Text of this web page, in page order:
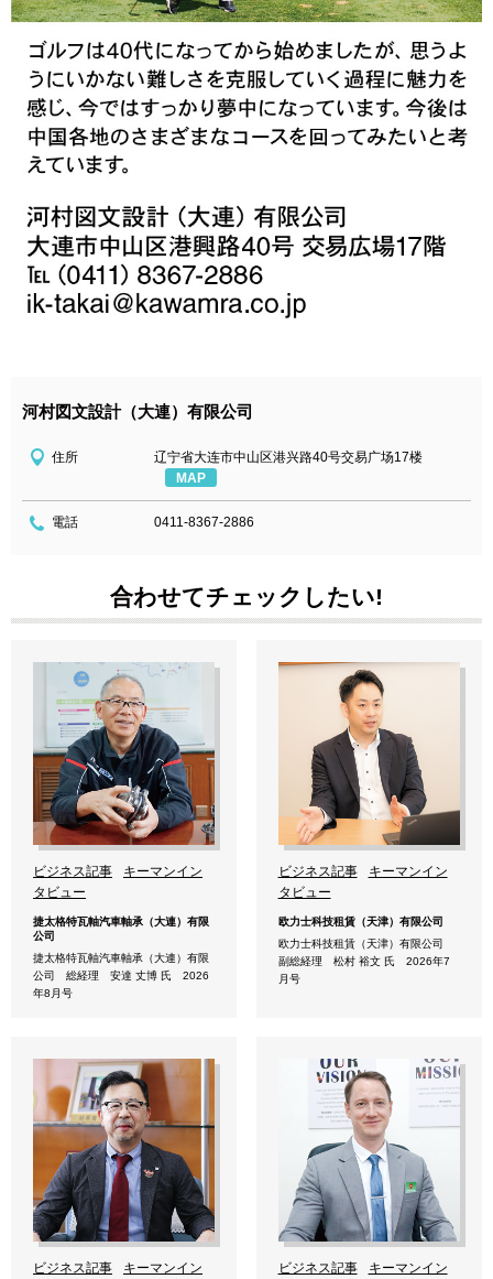
河村図文設計（大連）有限公司
住所
辽宁省大连市中山区港兴路40号交易广场17楼
MAP
電話 0411-8367-2886
合わせてチェックしたい!
ビジネス記事
キーマンイン
タビュー
捷太格特瓦軸汽車軸承（大連）有限
公司
捷太格特瓦軸汽車軸承（大連）有限
公司 総経理 安達 丈博 氏 2026
年8月号
ビジネス記事
キーマンイン
タビュー
欧力士科技租賃（天津）有限公司
欧力士科技租賃（天津）有限公司
副総経理 松村 裕文 氏 2026年7
月号
ビジネス記事
キーマンイン
ビジネス記事
キーマンイン